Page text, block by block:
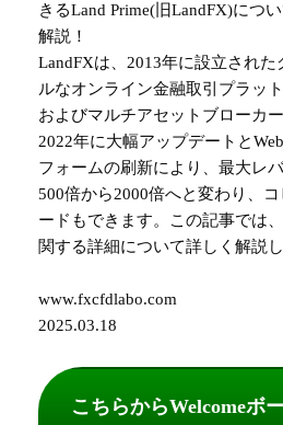
きるLand Prime(旧LandFX)につ
解説！
LandFXは、2013年に設立された
ルなオンライン金融取引プラッ
およびマルチアセットブローカー
2022年に大幅アップデートと
フォームの刷新により、最大レ
500倍から2000倍へと変わり、
ードもできます。この記事では
関する詳細について詳しく解説し
www.fxcfdlabo.com
2025.03.18
こちらからWelcomeボ